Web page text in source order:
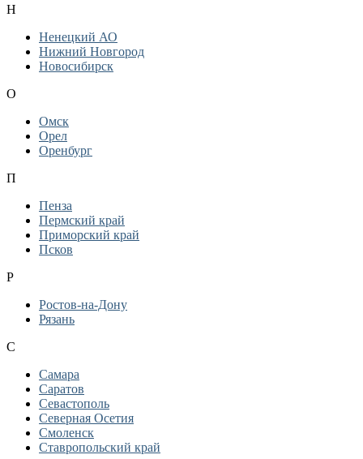
Н
Ненецкий АО
Нижний Новгород
Новосибирск
О
Омск
Орел
Оренбург
П
Пенза
Пермский край
Приморский край
Псков
Р
Ростов-на-Дону
Рязань
С
Самара
Саратов
Севастополь
Северная Осетия
Смоленск
Ставропольский край